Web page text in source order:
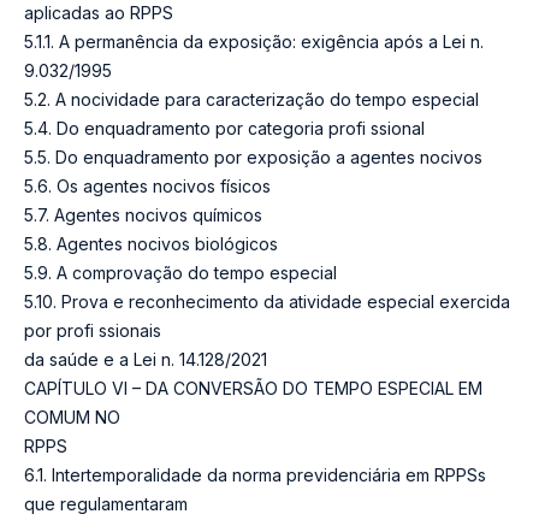
aplicadas ao RPPS
5.1.1. A permanência da exposição: exigência após a Lei n.
9.032/1995
5.2. A nocividade para caracterização do tempo especial
5.4. Do enquadramento por categoria profi ssional
5.5. Do enquadramento por exposição a agentes nocivos
5.6. Os agentes nocivos físicos
5.7. Agentes nocivos químicos
5.8. Agentes nocivos biológicos
5.9. A comprovação do tempo especial
5.10. Prova e reconhecimento da atividade especial exercida
por profi ssionais
da saúde e a Lei n. 14.128/2021
CAPÍTULO VI – DA CONVERSÃO DO TEMPO ESPECIAL EM
COMUM NO
RPPS
6.1. Intertemporalidade da norma previdenciária em RPPSs
que regulamentaram